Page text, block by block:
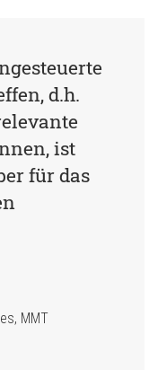
d.h.
ist
für das
, MMT